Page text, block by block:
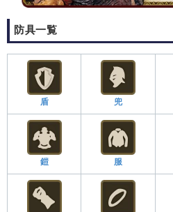
防具一覧
盾 兜
鎧 服